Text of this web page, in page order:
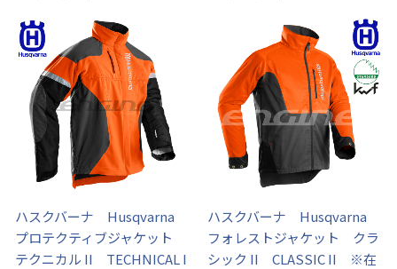
ハスクバーナ Husqvarna
プロテクティブジャケット
テクニカル II TECHNICAL I
ハスクバーナ Husqvarna
フォレストジャケット クラ
シック II CLASSIC II ※在